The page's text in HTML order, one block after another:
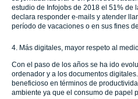
estudio de Infojobs de 2018 el 51% de
declara responder e-mails y atender
período de vacaciones o en sus fines
4. Más digitales, mayor respeto al
Con el paso de los años se ha ido
ordenador y a los documentos
beneficioso en términos de
ambiente ya que el consumo de papel